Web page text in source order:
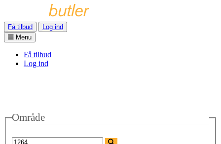
Få tilbud
Log ind
Menu
Få tilbud
Log ind
Område